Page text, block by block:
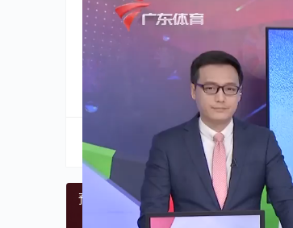
体育 体育世界
分享到: 生成海报
预热巴黎 攀岩队用模拟赛熟悉赛制